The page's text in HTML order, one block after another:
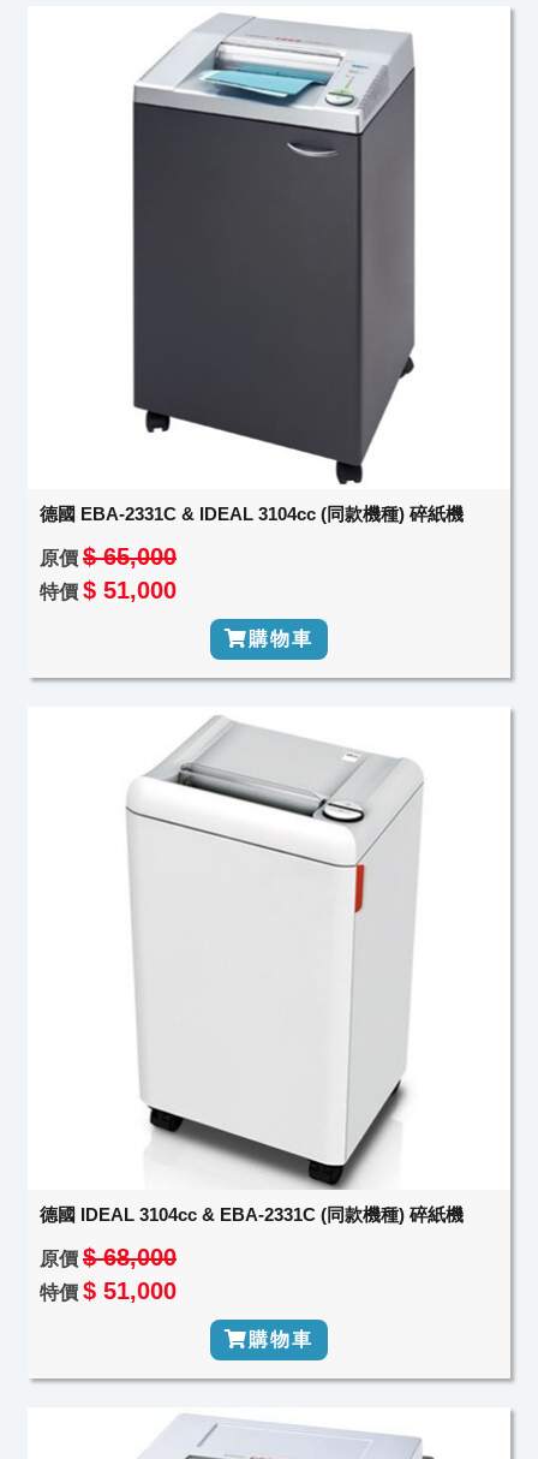
德國 EBA-2331C & IDEAL 3104cc (同款機種) 碎紙機
原價 $ 65,000
特價 $ 51,000
購物車
德國 IDEAL 3104cc & EBA-2331C (同款機種) 碎紙機
原價 $ 68,000
特價 $ 51,000
購物車